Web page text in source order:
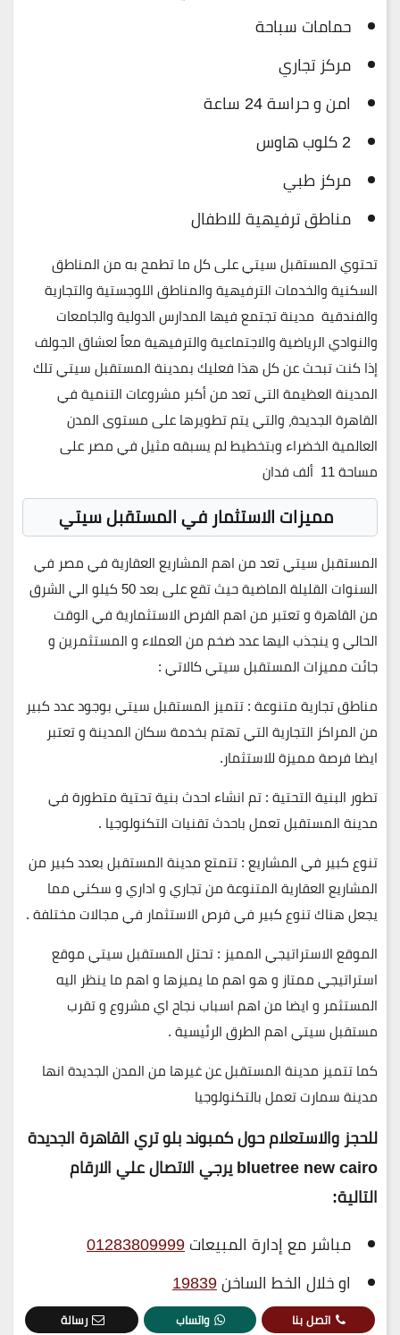
حمامات سباحة
مركز تجاري
امن و حراسة 24 ساعة
2 كلوب هاوس
مركز طبي
مناطق ترفيهية للاطفال
تحتوي المستقبل سيتي على كل ما تطمح به من المناطق
السكنية والخدمات الترفيهية والمناطق اللوجستية والتجارية
والفندقية مدينة تجتمع فيها المدارس الدولية والجامعات
والنوادي الرياضية والاجتماعية والترفيهية معاً لعشاق الجولف
إذا كنت تبحث عن كل هذا فعليك بمدينة المستقبل سيتي تلك
المدينة العظيمة التي تعد من أكبر مشروعات التنمية في
القاهرة الجديدة، والتي يتم تطويرها على مستوى المدن
العالمية الخضراء وبتخطيط لم يسبقه مثيل في مصر على
مساحة 11 ألف فدان
مميزات الاستثمار في المستقبل سيتي
المستقبل سيتي تعد من اهم المشاريع العقارية في مصر في
السنوات القليلة الماضية حيث تقع على بعد 50 كيلو الي الشرق
من القاهرة و تعتبر من اهم الفرص الاستثمارية في الوقت
الحالي و ينجذب اليها عدد ضخم من العملاء و المستثمرين و
جائت مميزات المستقبل سيتي كالاتي :
مناطق تجارية متنوعة : تتميز المستقبل سيتي بوجود عدد كبير
من المراكز التجارية التي تهتم بخدمة سكان المدينة و تعتبر
ايضا فرصة مميزة للاستثمار.
تطور البنية التحتية : تم انشاء احدث بنية تحتية متطورة في
مدينة المستقبل تعمل باحدث تقنيات التكنولوجيا .
تنوع كبير في المشاريع : تتمتع مدينة المستقبل بعدد كبير من
المشاريع العقارية المتنوعة من تجاري و اداري و سكني مما
يجعل هناك تنوع كبير في فرص الاستثمار في مجالات مختلفة .
الموقع الاستراتيجي المميز : تحتل المستقبل سيتي موقع
استراتيجي ممتاز و هو اهم ما يميزها و اهم ما ينظر اليه
المستثمر و ايضا من اهم اسباب نجاح اي مشروع و تقرب
مستقبل سيتي اهم الطرق الرئيسية .
كما تتميز مدينة المستقبل عن غيرها من المدن الجديدة انها
مدينة سمارت تعمل بالتكنولوجيا
للحجز والاستعلام حول كمبوند بلو تري القاهرة الجديدة
bluetree new cairo يرجي الاتصال علي الارقام
التالية:
مباشر مع إدارة المبيعات01283809999
او خلال الخط الساخن19839
اتصل بنا واتساب رسالة